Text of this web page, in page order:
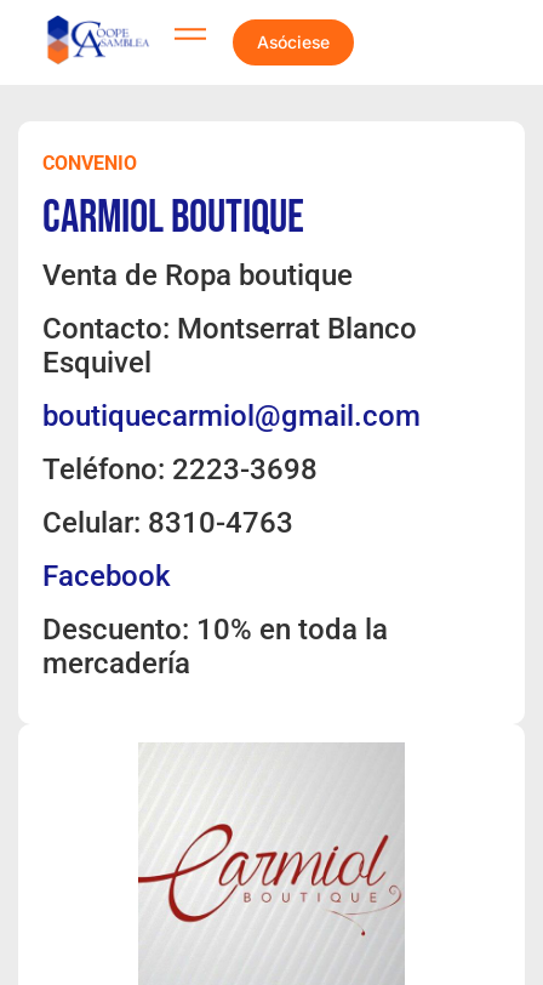
Asóciese
CONVENIO
Carmiol Boutique
Venta de Ropa boutique
Contacto: Montserrat Blanco
Esquivel
boutiquecarmiol@gmail.com
Teléfono: 2223-3698
Celular: 8310-4763
Facebook
Descuento: 10% en toda la
mercadería